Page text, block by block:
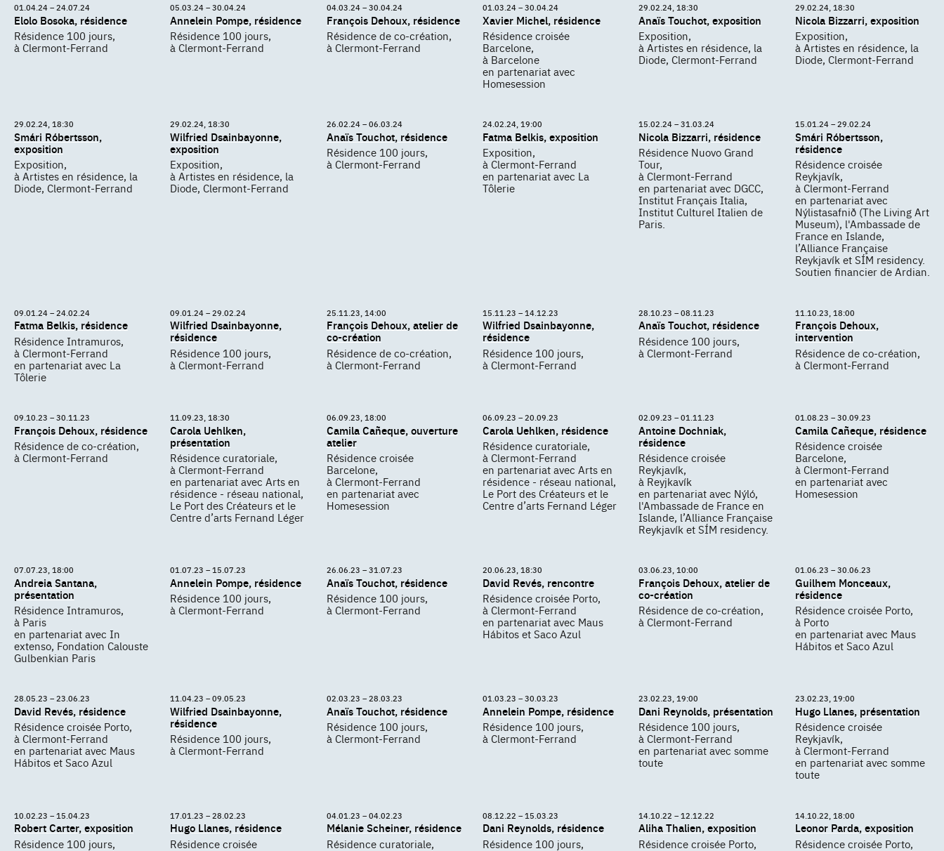
01.04.24 – 24.07.24
Elolo Bosoka, résidence
Résidence 100 jours,
à Clermont-Ferrand
05.03.24 – 30.04.24
Annelein Pompe, résidence
Résidence 100 jours,
à Clermont-Ferrand
04.03.24 – 30.04.24
François Dehoux, résidence
Résidence de co-création,
à Clermont-Ferrand
01.03.24 – 30.04.24
Xavier Michel, résidence
Résidence croisée
Barcelone,
à Barcelone
en partenariat avec
Homesession
29.02.24, 18:30
Anaïs Touchot, exposition
Exposition,
à Artistes en résidence, la
Diode, Clermont-Ferrand
29.02.24, 18:30
Nicola Bizzarri, exposition
Exposition,
à Artistes en résidence, la
Diode, Clermont-Ferrand
29.02.24, 18:30
Smári Róbertsson,
exposition
Exposition,
à Artistes en résidence, la
Diode, Clermont-Ferrand
29.02.24, 18:30
Wilfried Dsainbayonne,
exposition
Exposition,
à Artistes en résidence, la
Diode, Clermont-Ferrand
26.02.24 – 06.03.24
Anaïs Touchot, résidence
Résidence 100 jours,
à Clermont-Ferrand
24.02.24, 19:00
Fatma Belkis, exposition
Exposition,
à Clermont-Ferrand
en partenariat avec La
Tôlerie
15.02.24 – 31.03.24
Nicola Bizzarri, résidence
Résidence Nuovo Grand
Tour,
à Clermont-Ferrand
en partenariat avec DGCC,
Institut Français Italia,
Institut Culturel Italien de
Paris.
15.01.24 – 29.02.24
Smári Róbertsson,
résidence
Résidence croisée
Reykjavík,
à Clermont-Ferrand
en partenariat avec
Nýlistasafnið (The Living Art
Museum), l'Ambassade de
France en Islande,
l’Alliance Française
Reykjavík et SÍM residency.
Soutien financier de Ardian.
09.01.24 – 24.02.24
Fatma Belkis, résidence
Résidence Intramuros,
à Clermont-Ferrand
en partenariat avec La
Tôlerie
09.01.24 – 29.02.24
Wilfried Dsainbayonne,
résidence
Résidence 100 jours,
à Clermont-Ferrand
25.11.23, 14:00
François Dehoux, atelier de
co-création
Résidence de co-création,
à Clermont-Ferrand
15.11.23 – 14.12.23
Wilfried Dsainbayonne,
résidence
Résidence 100 jours,
à Clermont-Ferrand
28.10.23 – 08.11.23
Anaïs Touchot, résidence
Résidence 100 jours,
à Clermont-Ferrand
11.10.23, 18:00
François Dehoux,
intervention
Résidence de co-création,
à Clermont-Ferrand
09.10.23 – 30.11.23
François Dehoux, résidence
Résidence de co-création,
à Clermont-Ferrand
11.09.23, 18:30
Carola Uehlken,
présentation
Résidence curatoriale,
à Clermont-Ferrand
en partenariat avec Arts en
résidence - réseau national,
Le Port des Créateurs et le
Centre d’arts Fernand Léger
06.09.23, 18:00
Camila Cañeque, ouverture
atelier
Résidence croisée
Barcelone,
à Clermont-Ferrand
en partenariat avec
Homesession
06.09.23 – 20.09.23
Carola Uehlken, résidence
Résidence curatoriale,
à Clermont-Ferrand
en partenariat avec Arts en
résidence - réseau national,
Le Port des Créateurs et le
Centre d’arts Fernand Léger
02.09.23 – 01.11.23
Antoine Dochniak,
résidence
Résidence croisée
Reykjavík,
à Reyjkavík
en partenariat avec Nýló,
l'Ambassade de France en
Islande, l’Alliance Française
Reykjavík et SÍM residency.
01.08.23 – 30.09.23
Camila Cañeque, résidence
Résidence croisée
Barcelone,
à Clermont-Ferrand
en partenariat avec
Homesession
07.07.23, 18:00
Andreia Santana,
présentation
Résidence Intramuros,
à Paris
en partenariat avec In
extenso, Fondation Calouste
Gulbenkian Paris
01.07.23 – 15.07.23
Annelein Pompe, résidence
Résidence 100 jours,
à Clermont-Ferrand
26.06.23 – 31.07.23
Anaïs Touchot, résidence
Résidence 100 jours,
à Clermont-Ferrand
20.06.23, 18:30
David Revés, rencontre
Résidence croisée Porto,
à Clermont-Ferrand
en partenariat avec Maus
Hábitos et Saco Azul
03.06.23, 10:00
François Dehoux, atelier de
co-création
Résidence de co-création,
à Clermont-Ferrand
01.06.23 – 30.06.23
Guilhem Monceaux,
résidence
Résidence croisée Porto,
à Porto
en partenariat avec Maus
Hábitos et Saco Azul
28.05.23 – 23.06.23
David Revés, résidence
Résidence croisée Porto,
à Clermont-Ferrand
en partenariat avec Maus
Hábitos et Saco Azul
11.04.23 – 09.05.23
Wilfried Dsainbayonne,
résidence
Résidence 100 jours,
à Clermont-Ferrand
02.03.23 – 28.03.23
Anaïs Touchot, résidence
Résidence 100 jours,
à Clermont-Ferrand
01.03.23 – 30.03.23
Annelein Pompe, résidence
Résidence 100 jours,
à Clermont-Ferrand
23.02.23, 19:00
Dani Reynolds, présentation
Résidence 100 jours,
à Clermont-Ferrand
en partenariat avec somme
toute
23.02.23, 19:00
Hugo Llanes, présentation
Résidence croisée
Reykjavík,
à Clermont-Ferrand
en partenariat avec somme
toute
10.02.23 – 15.04.23
Robert Carter, exposition
Résidence 100 jours,
17.01.23 – 28.02.23
Hugo Llanes, résidence
Résidence croisée
04.01.23 – 04.02.23
Mélanie Scheiner, résidence
Résidence curatoriale,
08.12.22 – 15.03.23
Dani Reynolds, résidence
Résidence 100 jours,
14.10.22 – 12.12.22
Aliha Thalien, exposition
Résidence croisée Porto,
14.10.22, 18:00
Leonor Parda, exposition
Résidence croisée Porto,